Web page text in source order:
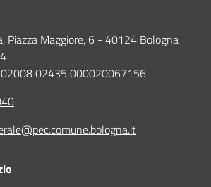
Piazza Maggiore, 6 - 40124 Bologna
02008 02435 000020067156